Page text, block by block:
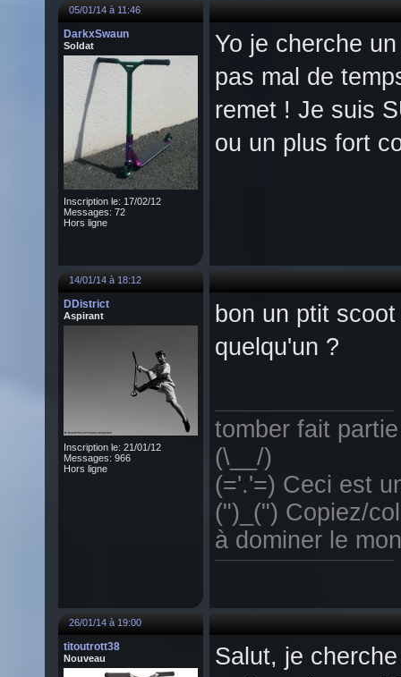
05/01/14 à 11:46
DarkxSwaun
Soldat
Inscription le: 17/02/12
Messages: 72
Hors ligne
Yo je cherche
pas mal de
remet ! Je suis
ou un plus fort
14/01/14 à 18:12
DDistrict
Aspirant
Inscription le: 21/01/12
Messages: 966
Hors ligne
bon un ptit
quelqu'un ?
tomber fait
(\__/)
(='.'=) Ceci est
(")_(") Copiez/
à dominer le
26/01/14 à 19:00
titoutrott38
Nouveau
Salut, je